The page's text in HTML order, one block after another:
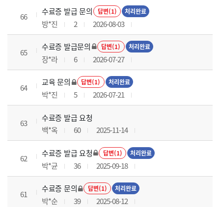
66
수료증 발급 문의 답변(1) 처리완료
방*진 2 2026-08-03
65
수료증 발급문의 답변(1) 처리완료
장*라 6 2026-07-27
64
교육 문의 답변(1) 처리완료
박*진 5 2026-07-21
63
수료증 발급 요청
백*옥
60 2025-11-14
62
수료증 발급 요청 답변(1) 처리완료
박*균 36 2025-09-18
61
수료증 문의 답변(1) 처리완료
박*순 39 2025-08-12